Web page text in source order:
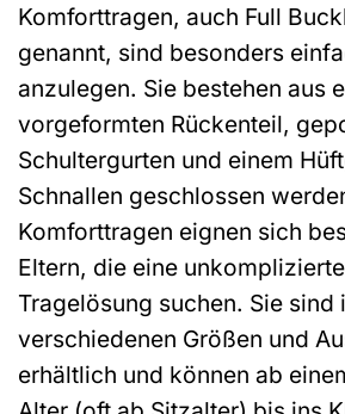
Komforttragen, auch Full
genannt, sind besonders
anzulegen. Sie bestehen aus
vorgeformten Rückenteil,
Schultergurten und einem
Schnallen geschlossen
Komforttragen eignen sich
Eltern, die eine
Tragelösung suchen. Sie sind
verschiedenen Größen und
erhältlich und können ab